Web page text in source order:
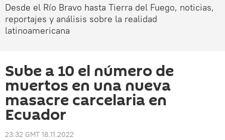
Desde el Río Bravo hasta Tierra del Fuego, noticias,
reportajes y análisis sobre la realidad
latinoamericana
Sube a 10 el número de
muertos en una nueva
masacre carcelaria en
Ecuador
23:32 GMT 18.11.2022